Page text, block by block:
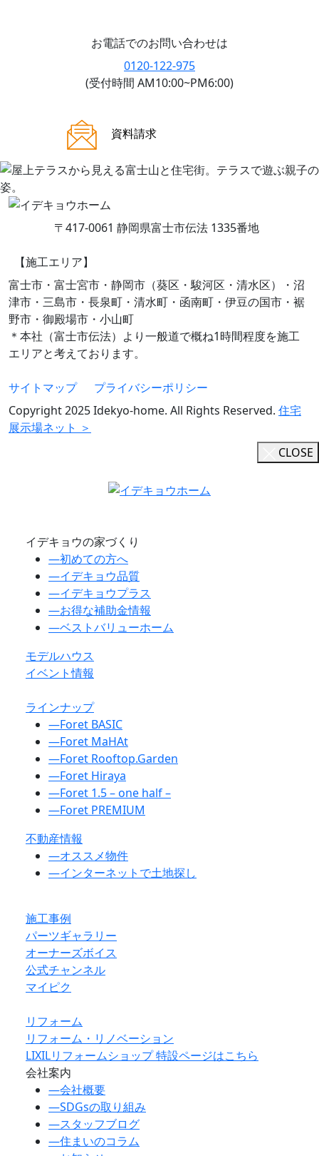
お電話でのお問い合わせは
0120-122-975
(受付時間 AM10:00~PM6:00)
資料請求
〒417-0061 静岡県富士市伝法 1335番地
【施工エリア】
富士市・富士宮市・静岡市（葵区・駿河区・清水区）・沼
津市・三島市・長泉町・清水町・函南町・伊豆の国市・裾
野市・御殿場市・小山町
＊本社（富士市伝法）より一般道で概ね1時間程度を施工
エリアと考えております。
サイトマップ
プライバシーポリシー
Copyright 2025 Idekyo-home. All Rights Reserved. 住宅
展示場ネット ＞
CLOSE
イデキョウの家づくり
―初めての方へ
―イデキョウ品質
―イデキョウプラス
―お得な補助金情報
―ベストバリューホーム
モデルハウス
イベント情報
ラインナップ
―Foret BASIC
―Foret MaHAt
―Foret Rooftop.Garden
―Foret Hiraya
―Foret 1.5 – one half –
―Foret PREMIUM
不動産情報
―オススメ物件
―インターネットで土地探し
施工事例
パーツギャラリー
オーナーズボイス
公式チャンネル
マイピク
リフォーム
リフォーム・リノベーション
LIXILリフォームショップ 特設ページはこちら
会社案内
―会社概要
―SDGsの取り組み
―スタッフブログ
―住まいのコラム